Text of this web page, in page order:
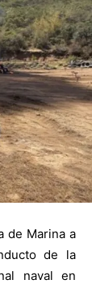
de Marina a
de la
naval en